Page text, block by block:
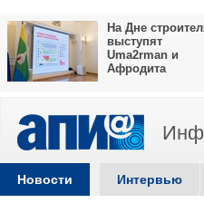
На Дне
выступят
Uma2rman и
Афродита
Новости Интервью